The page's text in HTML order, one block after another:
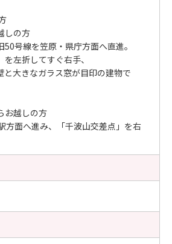
しの方
号線を笠原・県庁方面へ直進。
左折してすぐ右手、
大きなガラス窓が目印の建物で
お越しの方
方面へ進み、「千波山交差点」を右